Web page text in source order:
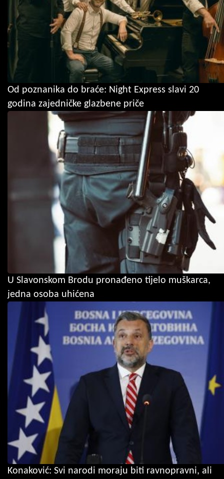
Od poznanika do braće: Night Express slavi 20
godina zajedničke glazbene priče
U Slavonskom Brodu pronađeno tijelo muškarca,
jedna osoba uhićena
Konaković: Svi narodi moraju biti ravnopravni, ali